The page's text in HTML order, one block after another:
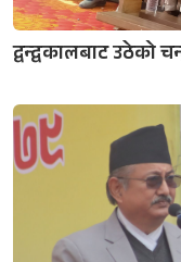
द्वन्द्वकालबाट उठेको